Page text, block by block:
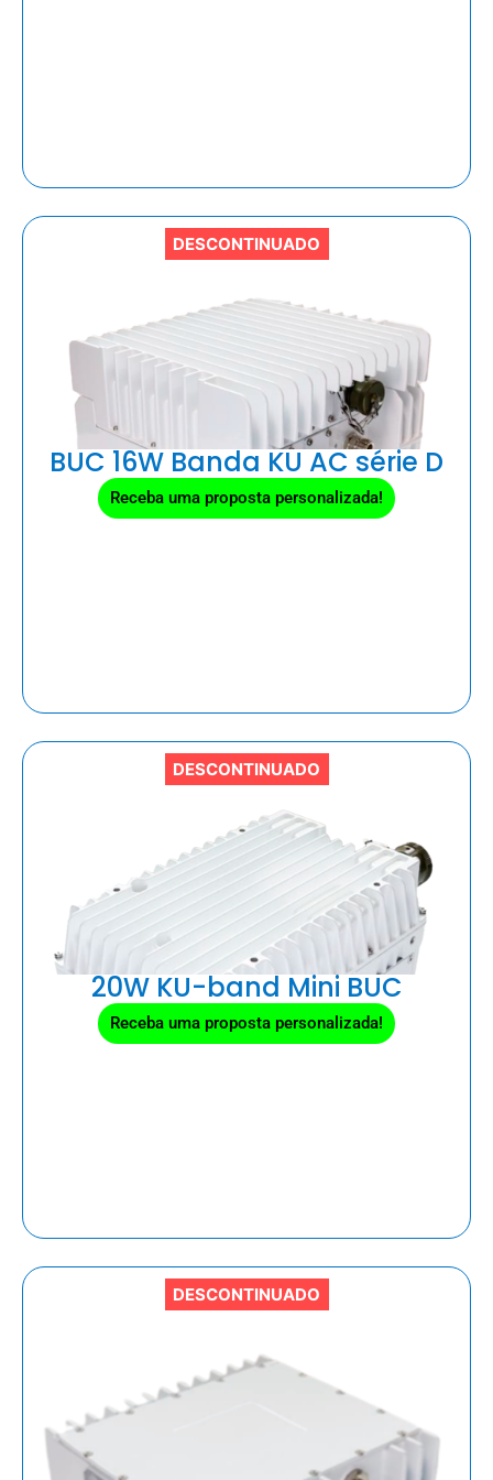
DESCONTINUADO
BUC 16W Banda KU AC série D
Receba uma proposta personalizada!
DESCONTINUADO
20W KU-band Mini BUC
Receba uma proposta personalizada!
DESCONTINUADO